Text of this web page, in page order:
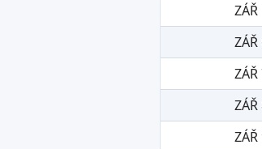
ZÁŘ
ZÁŘ
ZÁŘ
ZÁŘ
ZÁŘ